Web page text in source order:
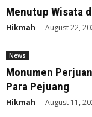
Menutup Wisata
Hikmah - August 22,
News
Monumen
Para Pejuang
Hikmah - August 11,